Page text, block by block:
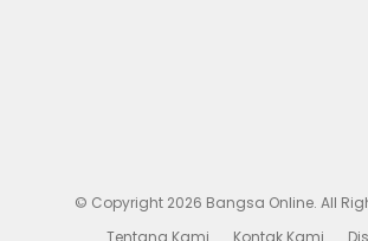
© Copyright 2026 Bangsa Online. All